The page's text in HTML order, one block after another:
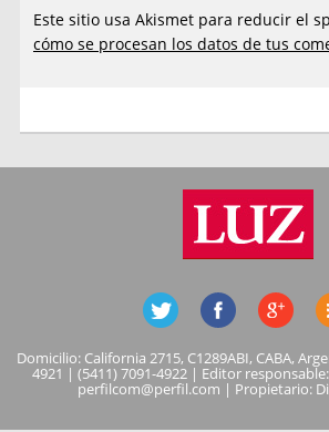
Este sitio usa Akismet para reducir el
cómo se procesan los datos de tus
Domicilio: California 2715, C1289ABI, CABA,
4921 | (5411) 7091-4922 | Editor
perfilcom@perfil.com | Propietario: